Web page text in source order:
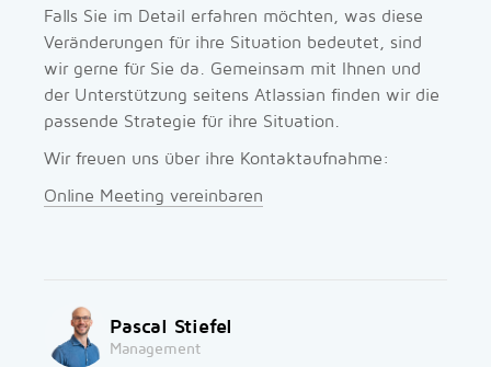
Falls Sie im Detail erfahren möchten, was diese
Veränderungen für ihre Situation bedeutet, sind
wir gerne für Sie da. Gemeinsam mit Ihnen und
der Unterstützung seitens Atlassian finden wir die
passende Strategie für ihre Situation.
Wir freuen uns über ihre Kontaktaufnahme:
Online Meeting vereinbaren
Pascal Stiefel
Management